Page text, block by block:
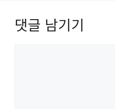
댓글 남기기